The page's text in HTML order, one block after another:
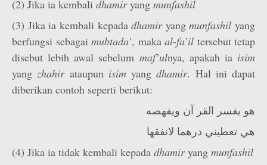
(2) Jika ia kembali dhamiryang munfashil
(3) Jika ia kembali kepadadhamiryangmunfashil yang
berfungsi sebagai mubtada’, maka al-fa’il tersebut tetap
disebut lebih awal sebelum maf’­ulnya, apakah ia isim
yangzhahirataupun isimyangdhamir. Hal ini dapat
diberikan contoh seperti berikut:
هو يفسر القر آن ويفهصه
هي تعطيني درهما لانفقها
(4) Jika ia tidak kembali kepada dhamiryang munfashil